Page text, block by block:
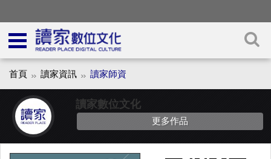
首頁 讀家資訊 讀家師資
讀家數位文化
更多作品